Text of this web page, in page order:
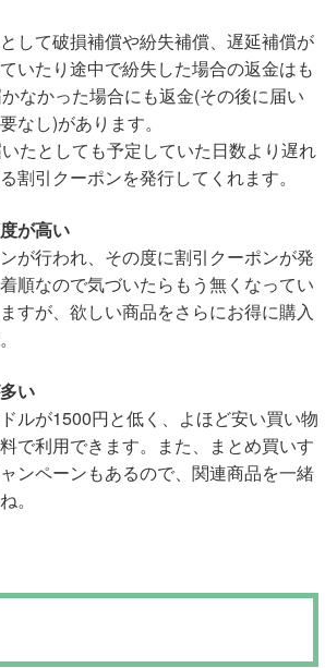
して破損補償や紛失補償、遅延補償が
いたり途中で紛失した場合の返金はも
なかった場合にも返金(その後に届い
なし)があります。
たとしても予定していた日数より遅れ
割引クーポンを発行してくれます。
が高い
が行われ、その度に割引クーポンが発
順なので気づいたらもう無くなってい
すが、欲しい商品をさらにお得に購入
い
ルが1500円と低く、よほど安い買い物
で利用できます。また、まとめ買いす
ンペーンもあるので、関連商品を一緒
。